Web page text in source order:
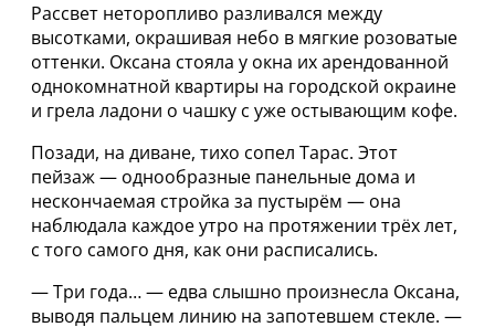
Рассвет неторопливо разливался между
высотками, окрашивая небо в мягкие розоватые
оттенки. Оксана стояла у окна их арендованной
однокомнатной квартиры на городской окраине
и грела ладони о чашку с уже остывающим кофе.
Позади, на диване, тихо сопел Тарас. Этот
пейзаж — однообразные панельные дома и
нескончаемая стройка за пустырём — она
наблюдала каждое утро на протяжении трёх лет,
с того самого дня, как они расписались.
— Три года… — едва слышно произнесла Оксана,
выводя пальцем линию на запотевшем стекле. —